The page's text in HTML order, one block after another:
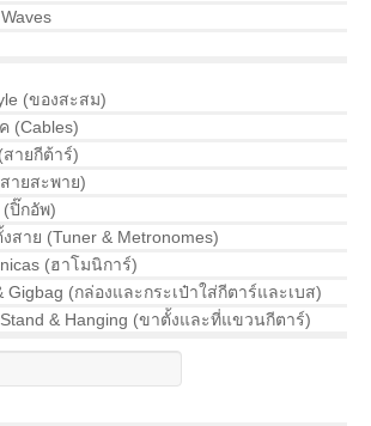
(ของสะสม)
(Cables)
สายกีต้าร์)
ายสะพาย)
(ปิ๊กอัพ)
งสาย (Tuner & Metronomes)
(ฮาโมนิการ์)
Gigbag (กล่องและกระเป๋าใส่กีตาร์และเบส)
& Hanging (ขาตั้งและที่แขวนกีตาร์)